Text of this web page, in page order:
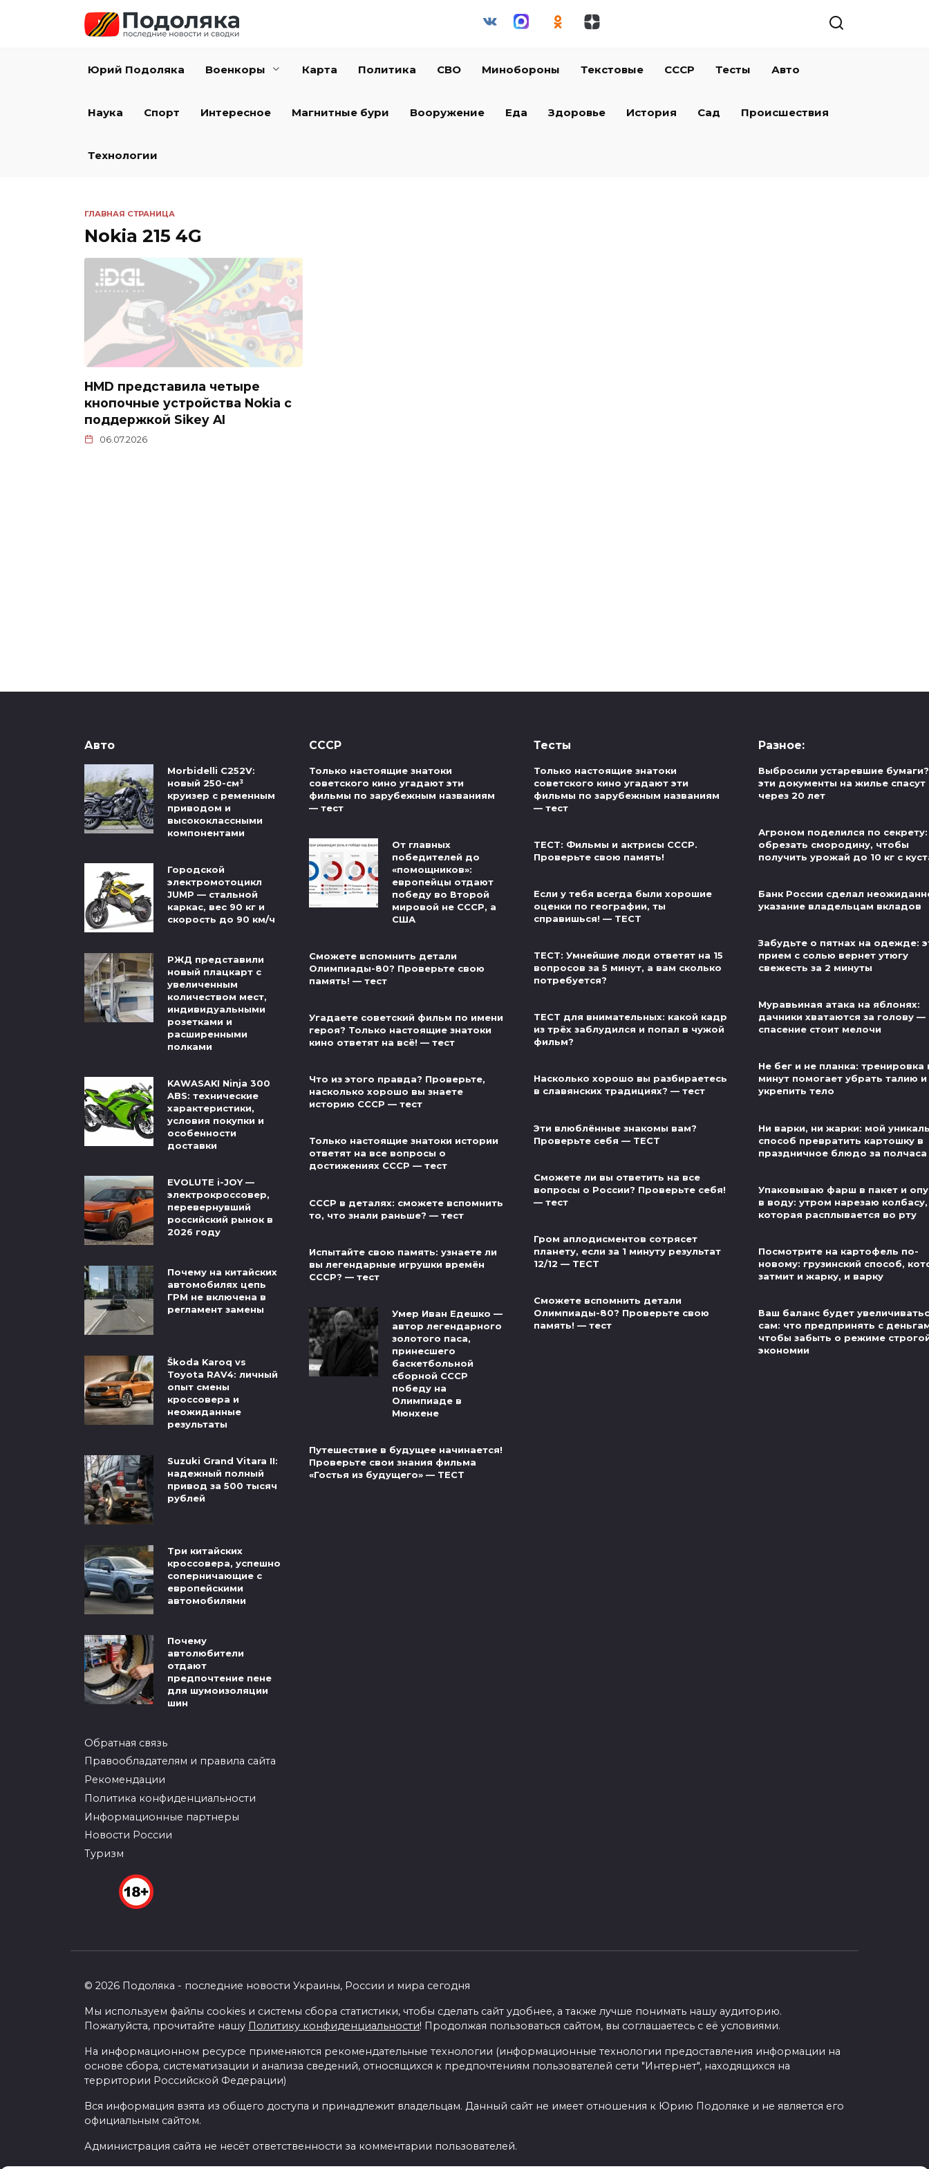
Юрий Подоляка Военкоры Карта Политика СВО Минобороны Текстовые СССР Тесты Авто
Наука Спорт Интересное Магнитные бури Вооружение Еда Здоровье История Сад Происшествия
Технологии
ГЛАВНАЯ СТРАНИЦА
Nokia 215 4G
HMD представила четыре
кнопочные устройства Nokia с
поддержкой Sikey AI
06.07.2026
Авто
Morbidelli C252V:
новый 250-см³
круизер с ременным
приводом и
высококлассными
компонентами
Городской
электромотоцикл
JUMP — стальной
каркас, вес 90 кг и
скорость до 90 км/ч
РЖД представили
новый плацкарт с
увеличенным
количеством мест,
индивидуальными
розетками и
расширенными
полками
KAWASAKI Ninja 300
ABS: технические
характеристики,
условия покупки и
особенности
доставки
EVOLUTE i-JOY —
электрокроссовер,
перевернувший
российский рынок в
2026 году
Почему на китайских
автомобилях цепь
ГРМ не включена в
регламент замены
Škoda Karoq vs
Toyota RAV4: личный
опыт смены
кроссовера и
неожиданные
результаты
Suzuki Grand Vitara II:
надежный полный
привод за 500 тысяч
рублей
Три китайских
кроссовера, успешно
соперничающие с
европейскими
автомобилями
Почему
автолюбители
отдают
предпочтение пене
для шумоизоляции
шин
Обратная связь
Правообладателям и правила сайта
Рекомендации
Политика конфиденциальности
Информационные партнеры
Новости России
Туризм
СССР
Только настоящие знатоки
советского кино угадают эти
фильмы по зарубежным названиям
— тест
От главных
победителей до
«помощников»:
европейцы отдают
победу во Второй
мировой не СССР, а
США
Сможете вспомнить детали
Олимпиады-80? Проверьте свою
память! — тест
Угадаете советский фильм по имени
героя? Только настоящие знатоки
кино ответят на всё! — тест
Что из этого правда? Проверьте,
насколько хорошо вы знаете
историю СССР — тест
Только настоящие знатоки истории
ответят на все вопросы о
достижениях СССР — тест
СССР в деталях: сможете вспомнить
то, что знали раньше? — тест
Испытайте свою память: узнаете ли
вы легендарные игрушки времён
СССР? — тест
Умер Иван Едешко —
автор легендарного
золотого паса,
принесшего
баскетбольной
сборной СССР
победу на
Олимпиаде в
Мюнхене
Путешествие в будущее начинается!
Проверьте свои знания фильма
«Гостья из будущего» — ТЕСТ
Тесты
Только настоящие знатоки
советского кино угадают эти
фильмы по зарубежным названиям
— тест
ТЕСТ: Фильмы и актрисы СССР.
Проверьте свою память!
Если у тебя всегда были хорошие
оценки по географии, ты
справишься! — ТЕСТ
ТЕСТ: Умнейшие люди ответят на 15
вопросов за 5 минут, а вам сколько
потребуется?
ТЕСТ для внимательных: какой кадр
из трёх заблудился и попал в чужой
фильм?
Насколько хорошо вы разбираетесь
в славянских традициях? — тест
Эти влюблённые знакомы вам?
Проверьте себя — ТЕСТ
Сможете ли вы ответить на все
вопросы о России? Проверьте себя!
— тест
Гром аплодисментов сотрясет
планету, если за 1 минуту результат
12/12 — ТЕСТ
Сможете вспомнить детали
Олимпиады-80? Проверьте свою
память! — тест
Разное:
Выбросили устаревшие
эти документы на жилье спасут
через 20 лет
Агроном поделился по секрету:
обрезать смородину, чтобы
получить урожай до 10 кг с
Банк России сделал
указание владельцам вкладов
Забудьте о пятнах на одежде:
прием с солью вернет утюгу
свежесть за 2 минуты
Муравьиная атака на яблонях:
дачники хватаются за голову —
спасение стоит мелочи
Не бег и не планка: тренировка
минут помогает убрать талию и
укрепить тело
Ни варки, ни жарки: мой
способ превратить картошку в
праздничное блюдо за полчаса
Упаковываю фарш в пакет и
в воду: утром нарезаю колбасу,
которая расплывается во рту
Посмотрите на картофель по-
новому: грузинский способ,
затмит и жарку, и варку
Ваш баланс будет
сам: что предпринять с
чтобы забыть о режиме
экономии
© 2026 Подоляка - последние новости Украины, России и мира сегодня
Мы используем файлы cookies и системы сбора статистики, чтобы сделать сайт удобнее, а также лучше понимать нашу аудиторию.
Пожалуйста, прочитайте нашу Политику конфиденциальности! Продолжая пользоваться сайтом, вы соглашаетесь с её условиями.
На информационном ресурсе применяются рекомендательные технологии (информационные технологии предоставления информации на
основе сбора, систематизации и анализа сведений, относящихся к предпочтениям пользователей сети "Интернет", находящихся на
территории Российской Федерации)
Вся информация взята из общего доступа и принадлежит владельцам. Данный сайт не имеет отношения к Юрию Подоляке и не является его
официальным сайтом.
Администрация сайта не несёт ответственности за комментарии пользователей.